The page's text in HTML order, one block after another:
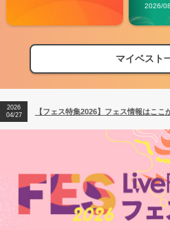
2026/
マイベスト
【フェス特集2026】フェス情報はここ
【ライブ動員ランキング】2026年上半
2026
04/27
【フェス特集2026】フェス情報はここ
2026
【ライブ動員ランキング】2026年上半